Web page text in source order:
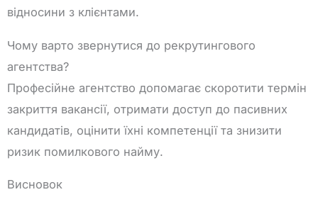
відносини з клієнтами.
Чому варто звернутися до рекрутингового
агентства?
Професійне агентство допомагає скоротити термін
закриття вакансії, отримати доступ до пасивних
кандидатів, оцінити їхні компетенції та знизити
ризик помилкового найму.
Висновок